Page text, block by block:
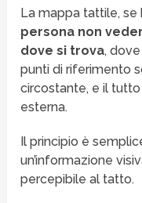
La mappa tattile,
persona non
dove si trova,
punti di riferimento
circostante, e il
esterna.
Il principio è
un’informazione
percepibile al tatto.